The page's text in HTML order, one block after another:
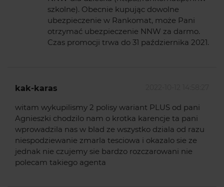
szkolne). Obecnie kupując dowolne
ubezpieczenie w Rankomat, może Pani
otrzymać ubezpieczenie NNW za darmo.
Czas promocji trwa do 31 października 2021.
kak-karas
witam wykupilismy 2 polisy wariant PLUS od pani
Agnieszki chodzilo nam o krotka karencje ta pani
wprowadzila nas w blad ze wszystko dziala od razu
niespodziewanie zmarla tesciowa i okazalo sie ze
jednak nie czujemy sie bardzo rozczarowani nie
polecam takiego agenta